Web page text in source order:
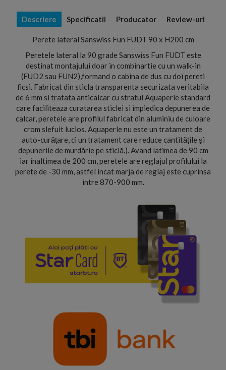
Descriere Specificatii Producator Review-uri
Perete lateral Sanswiss Fun FUDT 90 x H200 cm
Peretele lateral la 90 grade Sanswiss Fun FUDT este
destinat montajului doar in combinartie cu un walk-in
(FUD2 sau FUN2),formand o cabina de dus cu doi pereti
ficsi. Fabricat din sticla transparenta securizata veritabila
de 6 mm si tratata anticalcar cu stratul Aquaperle standard
care faciliteaza curatarea sticlei si impiedica depunerea de
calcar, peretele are profilul fabricat din aluminiu de culoare
crom slefuit lucios. Aquaperle nu este un tratament de
auto-curățare, ci un tratament care reduce cantitățile și
depunerile de murdărie pe sticlă.). Avand latimea de 90 cm
iar inaltimea de 200 cm, peretele are reglajul profilului la
perete de -30 mm, astfel incat marja de reglaj este cuprinsa
intre 870-900 mm.